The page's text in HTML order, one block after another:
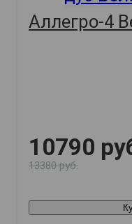
Аллегро-4
10790
13380 руб.